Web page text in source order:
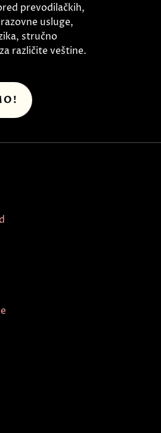
prevodilačkih,
usluge,
stručno
različite veštine.